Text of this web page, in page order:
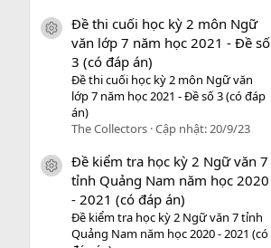
icon tài liệu
Đề thi cuối học kỳ 2 môn Ngữ
văn lớp 7 năm học 2021 - Đề số
3 (có đáp án)
Đề thi cuối học kỳ 2 môn Ngữ văn
lớp 7 năm học 2021 - Đề số 3 (có đáp
án)
The Collectors Cập nhật:20/9/23
icon tài liệu
Đề kiểm tra học kỳ 2 Ngữ văn 7
tỉnh Quảng Nam năm học 2020
- 2021 (có đáp án)
Đề kiểm tra học kỳ 2 Ngữ văn 7 tỉnh
Quảng Nam năm học 2020 - 2021 (có